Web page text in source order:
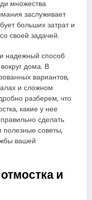
множества
заслуживает
больших затрат и
своей задачей.
надежный способ
дома. В
вариантов,
и сложном
разберем, что
какие у нее
сделать
полезные советы,
вашей
и